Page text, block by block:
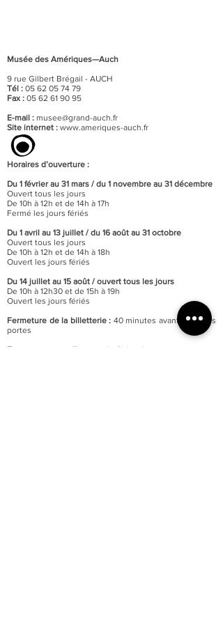
Musée des Amériques—Auch
9 rue Gilbert Brégail - AUCH
Tél : 05 62 05 74 79
Fax : 05 62 61 90 95
E-mail : musee@grand-auch.fr
Site internet : www.ameriques-auch.fr
Horaires d’ouverture :
Du 1 février au 31 mars / du 1 novembre au 31 décembre
Ouvert tous les jours
De 10h à 12h et de 14h à 17h
Fermé les jours fériés
Du 1 avril au 13 juillet / du 16 août au 31 octobre
Ouvert tous les jours
De 10h à 12h et de 14h à 18h
Ouvert les jours fériés
Du 14 juillet au 15 août / ouvert tous les jours
De 10h à 12h30 et de 15h à 19h
Ouvert les jours fériés
Fermeture de la billetterie : 40 minutes avant celle des
portes
Fermeture annuelle au mois de janvier